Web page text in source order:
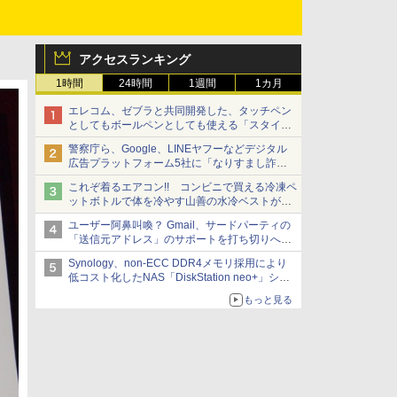
アクセスランキング
1時間 24時間 1週間 1カ月
エレコム、ゼブラと共同開発した、タッチペン
としてもボールペンとしても使える「スタイラ
スツーウェイ」発売 iPadにも紙にも、持ち替
えずに書き込める
警察庁ら、Google、LINEヤフーなどデジタル
広告プラットフォーム5社に「なりすまし詐欺
広告」対策強化を要請 著名人の写真や映像を
使った投資詐欺などへの対策として
これぞ着るエアコン!! コンビニで買える冷凍ペ
ットボトルで体を冷やす山善の水冷ベストがロ
ードバイクにちょうどいい【ぼっち・ざ・ろー
ど！その14】【空いた時間でなにしてる？】
ユーザー阿鼻叫喚？ Gmail、サードパーティの
「送信元アドレス」のサポートを打ち切りへ
【やじうまWatch】
Synology、non-ECC DDR4メモリ採用により
低コスト化したNAS「DiskStation neo+」シリ
ーズ 予算を抑えて導入でき、ECCメモリへの
もっと見る